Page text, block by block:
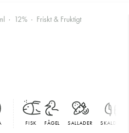
12% Friskt & Fruktigt
FISK FÅGEL SALLADER SKALDJUR